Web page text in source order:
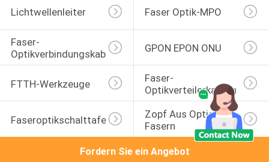
Lichtwellenleiter Faser Optik-MPO
Faser-
Optikverbindungskabel
GPON EPON ONU
FTTH-Werkzeuge
Faser-
Optikverteilerkasten
Faseroptikschalttafel
Zopf Aus Optischen
Fasern
Fordern Sie ein Angebot